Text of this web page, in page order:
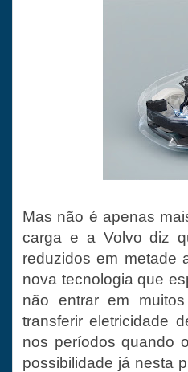
Mas não é apenas
carga e a Volvo diz
reduzidos em metade
nova tecnologia que
não entrar em
transferir eletricidade
nos períodos quando
possibilidade já nesta